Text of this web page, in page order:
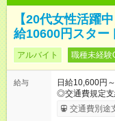
【20代女性活躍
給10600円スター
アルバイト 職種未経験
給与
日給10,600円
◎交通費規定
翌5時は割増
＞ 入社3か月：月収
交通費別途